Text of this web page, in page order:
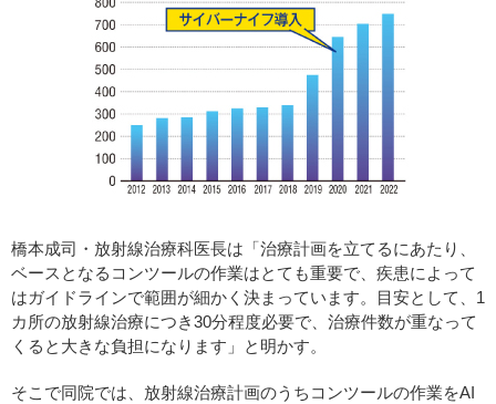
橋本成司・放射線治療科医長は「治療計画を立てるにあたり、
ベースとなるコンツールの作業はとても重要で、疾患によって
はガイドラインで範囲が細かく決まっています。目安として、1
カ所の放射線治療につき30分程度必要で、治療件数が重なって
くると大きな負担になります」と明かす。
そこで同院では、放射線治療計画のうちコンツールの作業をAI